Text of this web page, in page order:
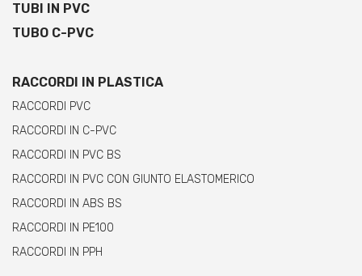
TUBI IN PVC
TUBO C-PVC
RACCORDI IN PLASTICA
RACCORDI PVC
RACCORDI IN C-PVC
RACCORDI IN PVC BS
RACCORDI IN PVC CON GIUNTO ELASTOMERICO
RACCORDI IN ABS BS
RACCORDI IN PE100
RACCORDI IN PPH